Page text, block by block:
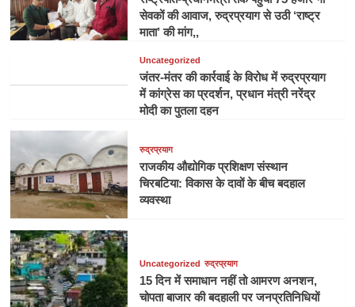
सेवकों की आवाज, रुद्रप्रयाग से उठी ‘राष्ट्र
माता’ की मांग,,
Uncategorized
जंतर-मंतर की कार्रवाई के विरोध में रुद्रप्रयाग
में कांग्रेस का प्रदर्शन, प्रधान मंत्री नरेंद्र
मोदी का पुतला दहन
रुद्रप्रयाग
राजकीय औद्योगिक प्रशिक्षण संस्थान
चिरबटिया: विकास के दावों के बीच बदहाल
व्यवस्था
Uncategorized रुद्रप्रयाग
15 दिन में समाधान नहीं तो आमरण अनशन,
चोपता बाजार की बदहाली पर जनप्रतिनिधियों